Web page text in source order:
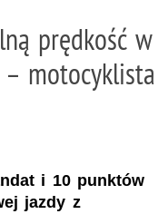
prędkość w
motocyklista
i 10 punktów
jazdy z